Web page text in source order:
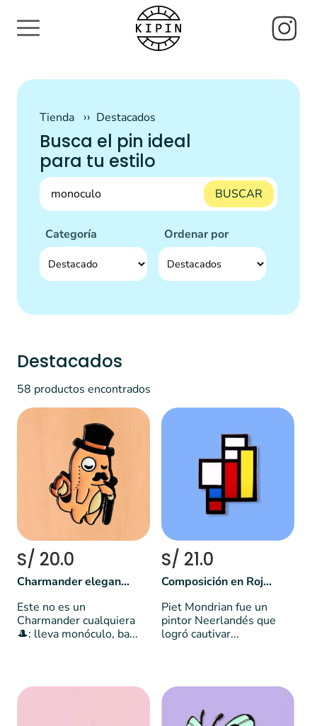
Tienda Destacados
Busca el pin ideal
para tu estilo
BUSCAR
Categoría Ordenar por
Destacados
58 productos encontrados
S/ 20.0
Charmander elegante | Pokemon
Este no es un
Charmander cualquiera
🎩: lleva monóculo, ba...
S/ 21.0
Composición en Rojo, Azul y Amarillo - Mondrian
Piet Mondrian fue un
pintor Neerlandés que
logró cautivar...